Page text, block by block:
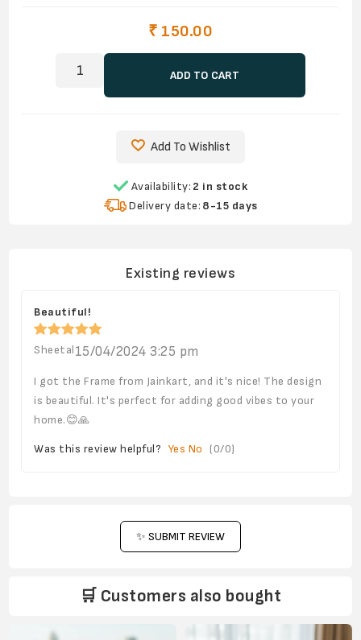
₹ 150.00
ADD TO CART
Add To Wishlist
Availability: 2 in stock
Delivery date: 8-15 days
Existing reviews
Beautiful!
Sheetal15/04/2024 3:25 pm
I got the Frame from Jainkart, and it's nice! The design
is beautiful. It's perfect for adding good vibes to your
home.😊🙏
Was this review helpful? Yes No (0/0)
✨ SUBMIT REVIEW
🛒 Customers also bought